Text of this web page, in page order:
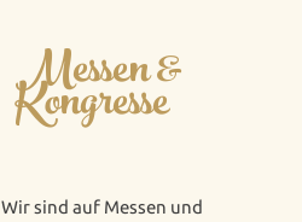
Messen &
Kongresse
Wir sind auf Messen und